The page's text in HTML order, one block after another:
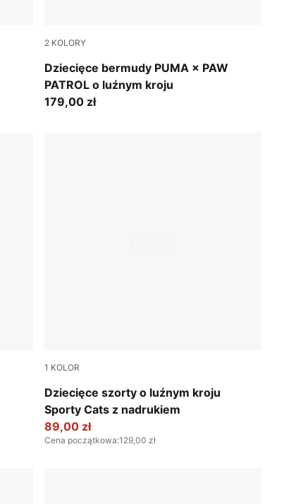
2 KOLORY
Dziecięce bermudy PUMA × PAW
PATROL o luźnym kroju
Puma Black
179,00 zł
1 KOLOR
Dziecięce szorty o luźnym kroju
Sporty Cats z nadrukiem
Blue Jewel
89,00 zł
Cena początkowa:129,00 zł